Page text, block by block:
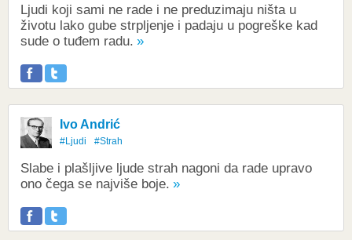
Ljudi koji sami ne rade i ne preduzimaju ništa u
životu lako gube strpljenje i padaju u pogreške kad
sude o tuđem radu.
Ivo Andrić
#Ljudi #Strah
Slabe i plašljive ljude strah nagoni da rade upravo
ono čega se najviše boje.